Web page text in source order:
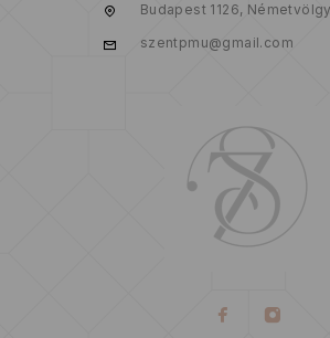
Budapest 1126,
szentpmu@gmail.com